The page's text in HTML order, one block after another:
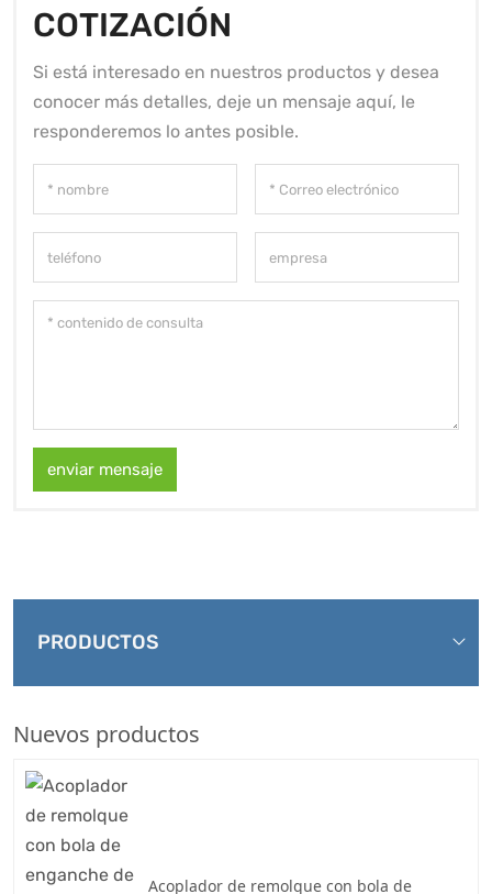
COTIZACIÓN
Si está interesado en nuestros productos y desea
conocer más detalles, deje un mensaje aquí, le
responderemos lo antes posible.
enviar mensaje
PRODUCTOS
Nuevos productos
Acoplador de remolque con bola de